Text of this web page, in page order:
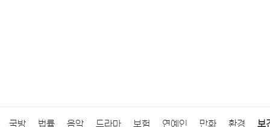
국방 법률 음악 드라마 보험 연예인 만화 환경 보